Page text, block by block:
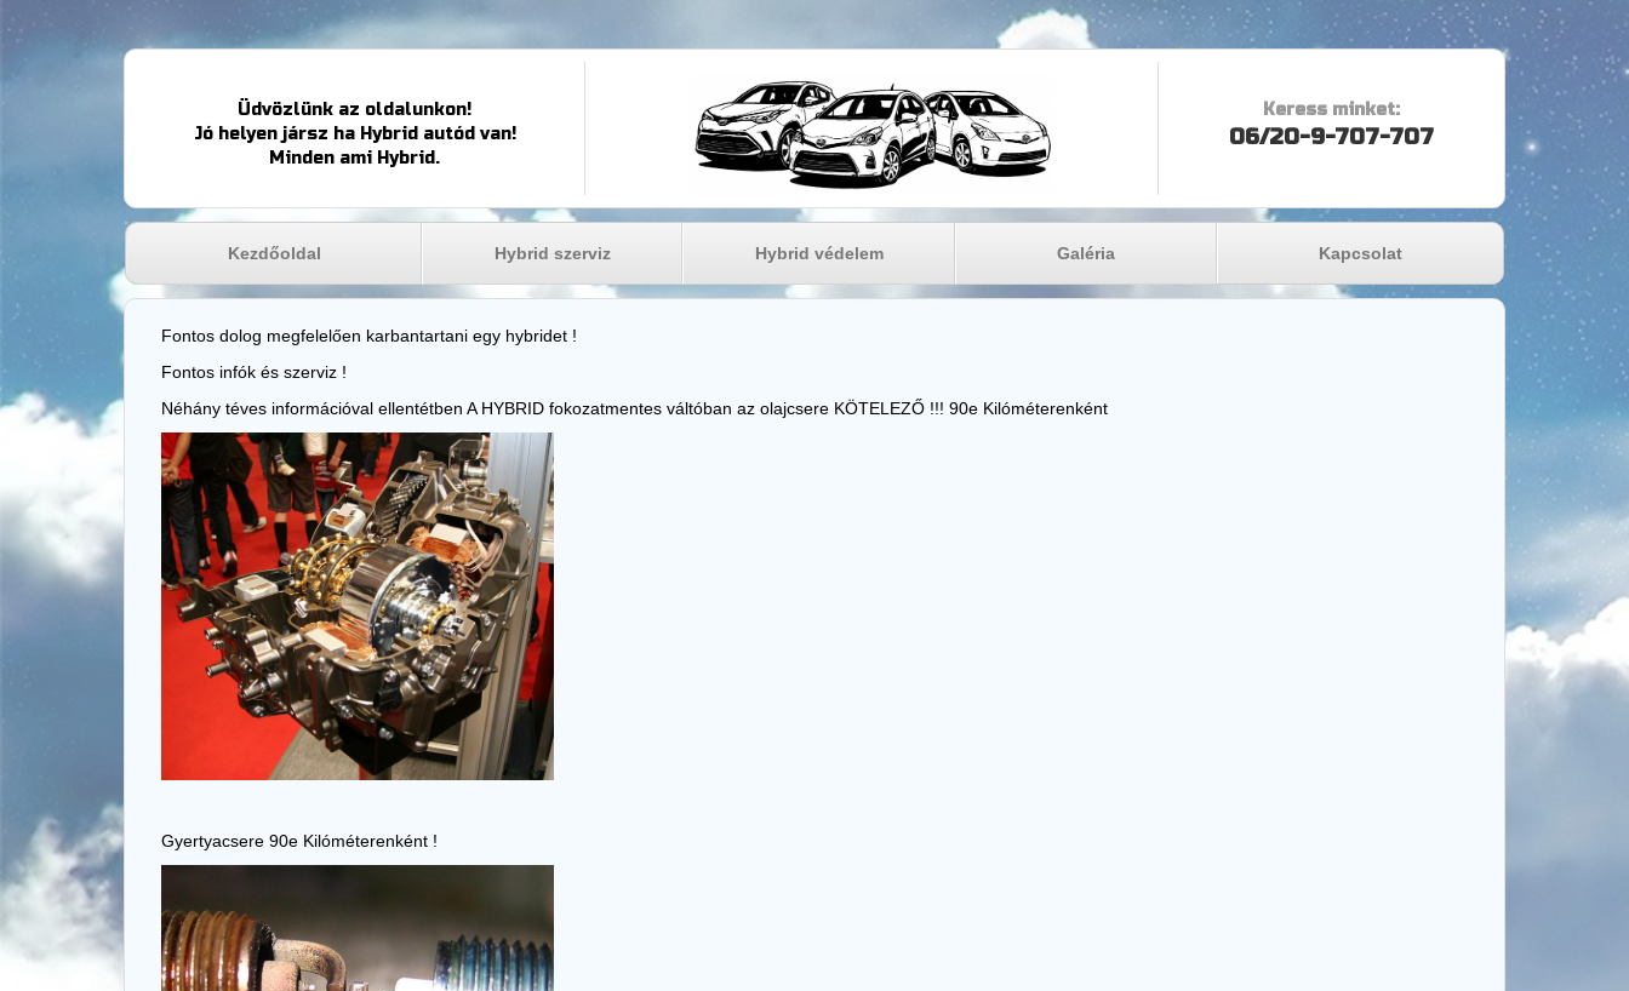
Üdvözlünk az oldalunkon!
Jó helyen jársz ha Hybrid autód van!
Minden ami Hybrid.
Keress minket:
06/20-9-707-707
Kezdőoldal Hybrid szerviz Hybrid védelem Galéria Kapcsolat
Fontos dolog megfelelően karbantartani egy hybridet !
Fontos infók és szerviz !
Néhány téves információval ellentétben A HYBRID fokozatmentes váltóban az olajcsere KÖTELEZŐ !!! 90e Kilóméterenként
Gyertyacsere 90e Kilóméterenként !